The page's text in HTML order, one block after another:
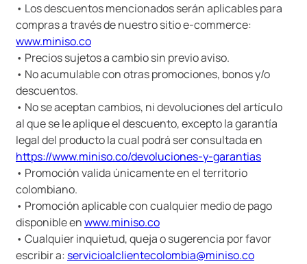
• Los descuentos mencionados serán aplicables para
compras a través de nuestro sitio e-commerce:
www.miniso.co
• Precios sujetos a cambio sin previo aviso.
• No acumulable con otras promociones, bonos y/o
descuentos.
• No se aceptan cambios, ni devoluciones del artículo
al que se le aplique el descuento, excepto la garantía
legal del producto la cual podrá ser consultada en
https://www.miniso.co/devoluciones-y-garantias
• Promoción valida únicamente en el territorio
colombiano.
• Promoción aplicable con cualquier medio de pago
disponible enwww.miniso.co
• Cualquier inquietud, queja o sugerencia por favor
escribir a: servicioalclientecolombia@miniso.co